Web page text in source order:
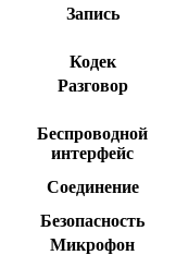
Запись
Кодек
Разговор
Беспроводной
интерфейс
Соединение
Безопасность
Микрофон